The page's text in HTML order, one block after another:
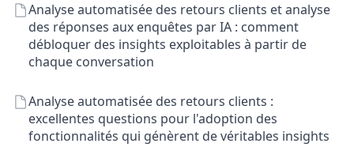
Analyse automatisée des retours clients et analyse
des réponses aux enquêtes par IA : comment
débloquer des insights exploitables à partir de
chaque conversation
Analyse automatisée des retours clients :
excellentes questions pour l'adoption des
fonctionnalités qui génèrent de véritables insights